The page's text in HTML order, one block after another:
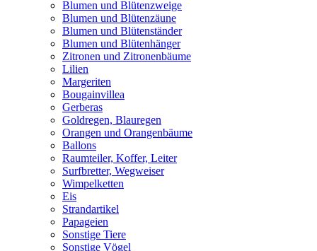
Blumen und Blütenzweige
Blumen und Blütenzäune
Blumen und Blütenständer
Blumen und Blütenhänger
Zitronen und Zitronenbäume
Lilien
Margeriten
Bougainvillea
Gerberas
Goldregen, Blauregen
Orangen und Orangenbäume
Ballons
Raumteiler, Koffer, Leiter
Surfbretter, Wegweiser
Wimpelketten
Eis
Strandartikel
Papageien
Sonstige Tiere
Sonstige Vögel